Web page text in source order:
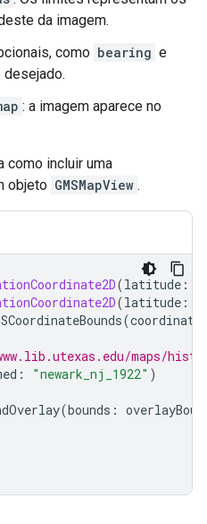
da imagem.
como bearing e
desejado.
: a imagem aparece no
como incluir uma
objeto GMSMapView .
(latitude :
(latitude :
(coordinate
maps/
: "newark_nj_1922" )
(bounds :